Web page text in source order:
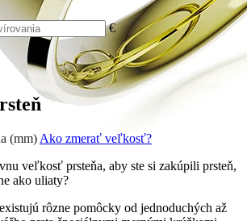
€
Písané
(mm) Ako zmerať veľkosť?
veľkosť prsteňa, aby ste si zakúpili prsteň,
ako uliaty?
rôzne pomôcky od jednoduchých až